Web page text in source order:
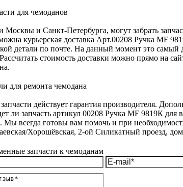
Москвы и Санкт-Петербурга, могут забрать
курьерская доставка Арт.00208 Ручка MF
детали по почте. На данный момент это
стоимость доставки можно прямо на
действует гарантия производителя.
ли запчасть артикул 00208 Ручка MF 9819К
Мы всегда готовы вам помочь и при
Хорошёвская, 2-ой Силикатный проезд, дом